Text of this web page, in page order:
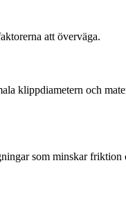
att överväga.
klippdiametern och
som minskar